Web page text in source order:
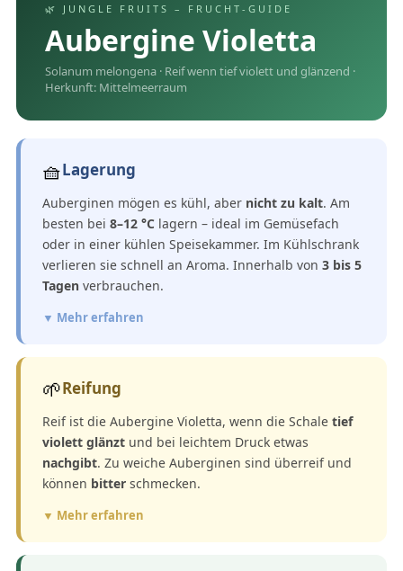
🌿 JUNGLE FRUITS – FRUCHT-GUIDE
Aubergine Violetta
Solanum melongena · Reif wenn tief violett und glänzend ·
Herkunft: Mittelmeerraum
🧺Lagerung
Auberginen mögen es kühl, aber nicht zu kalt. Am
besten bei 8–12 °C lagern – ideal im Gemüsefach
oder in einer kühlen Speisekammer. Im Kühlschrank
verlieren sie schnell an Aroma. Innerhalb von 3 bis 5
Tagen verbrauchen.
▼ Mehr erfahren
🌱Reifung
Reif ist die Aubergine Violetta, wenn die Schale tief
violett glänzt und bei leichtem Druck etwas
nachgibt. Zu weiche Auberginen sind überreif und
können bitter schmecken.
▼ Mehr erfahren